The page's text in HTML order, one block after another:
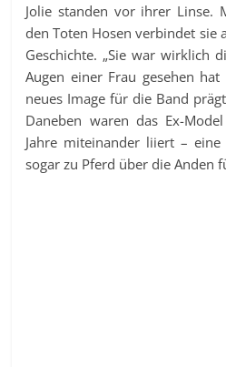
Jolie standen vor ihrer Linse.
den Toten Hosen verbindet sie
Geschichte. „Sie war wirklich
Augen einer Frau gesehen
neues Image für die Band
Daneben waren das Ex-
Jahre miteinander liiert –
sogar zu Pferd über die Anden